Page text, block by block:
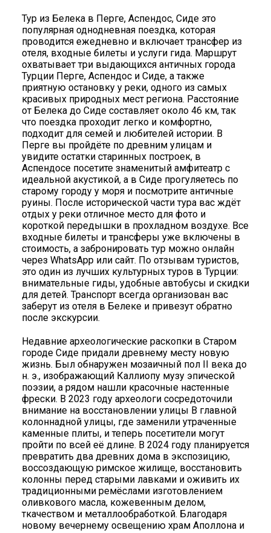
Тур из Белека в Перге, Аспендос, Сиде это
популярная однодневная поездка, которая
проводится ежедневно и включает трансфер из
отеля, входные билеты и услуги гида. Маршрут
охватывает три выдающихся античных города
Турции Перге, Аспендос и Сиде, а также
приятную остановку у реки, одного из самых
красивых природных мест региона. Расстояние
от Белека до Сиде составляет около 46 км, так
что поездка проходит легко и комфортно,
подходит для семей и любителей истории. В
Перге вы пройдёте по древним улицам и
увидите остатки старинных построек, в
Аспендосе посетите знаменитый амфитеатр с
идеальной акустикой, а в Сиде прогуляетесь по
старому городу у моря и посмотрите античные
руины. После исторической части тура вас ждёт
отдых у реки отличное место для фото и
короткой передышки в прохладном воздухе. Все
входные билеты и трансферы уже включены в
стоимость, а забронировать тур можно онлайн
через WhatsApp или сайт. По отзывам туристов,
это один из лучших культурных туров в Турции:
внимательные гиды, удобные автобусы и скидки
для детей. Транспорт всегда организован вас
заберут из отеля в Белеке и привезут обратно
после экскурсии.
Недавние археологические раскопки в Старом
городе Сиде придали древнему месту новую
жизнь. Был обнаружен мозаичный пол II века до
н. э., изображающий Каллиопу музу эпической
поэзии, а рядом нашли красочные настенные
фрески. В 2023 году археологи сосредоточили
внимание на восстановлении улицы B главной
колоннадной улицы, где заменили утраченные
каменные плиты, и теперь посетители могут
пройти по всей её длине. В 2024 году планируется
превратить два древних дома в экспозицию,
воссоздающую римское жилище, восстановить
колонны перед старыми лавками и оживить их
традиционными ремёслами изготовлением
оливкового масла, кожевенным делом,
ткачеством и металлообработкой. Благодаря
новому вечернему освещению храм Аполлона и